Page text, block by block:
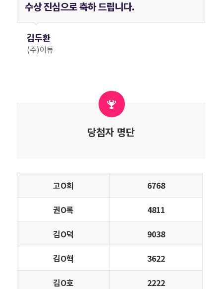
수상 진심으로 축하 드립니다.
김두환
(주)이튜
당첨자 명단
고Ο희 6768
권Ο록 4811
김Ο덕 9038
김Ο혁 3622
김Ο호 2222